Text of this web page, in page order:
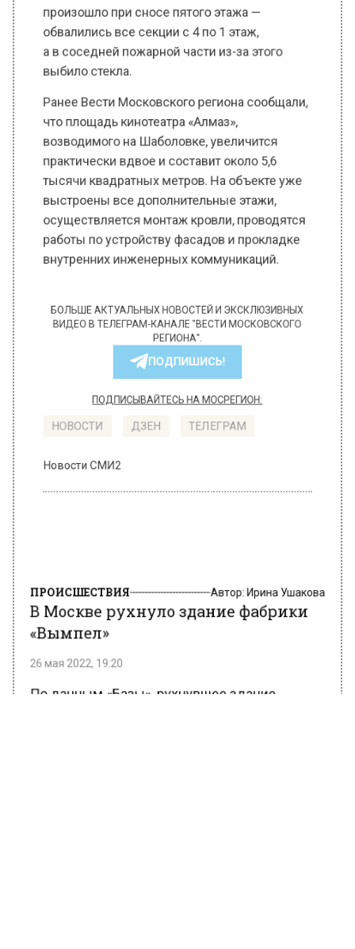
обвалились все секции с 4 по 1 этаж,
а в соседней пожарной части из-за этого
выбило стекла.
что площадь кинотеатра «Алмаз»,
возводимого на Шаболовке, увеличится
практически вдвое и составит около 5,6
тысячи квадратных метров. На объекте уже
выстроены все дополнительные этажи,
осуществляется монтаж кровли, проводятся
работы по устройству фасадов и прокладке
внутренних инженерных коммуникаций.
БОЛЬШЕ АКТУАЛЬНЫХ НОВОСТЕЙ И ЭКСКЛЮЗИВНЫХ
ВИДЕО В ТЕЛЕГРАМ-КАНАЛЕ "ВЕСТИ МОСКОВСКОГО
РЕГИОНА".
ПОДПИШИСЬ!
ПОДПИСЫВАЙТЕСЬ НА МОСРЕГИОН:
Новости СМИ2
В Москве рухнуло здание фабрики
«Вымпел»